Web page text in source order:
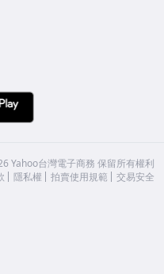
Yahoo台灣電子商務 保留所有權利
隱私權 拍賣使用規範 交易安全